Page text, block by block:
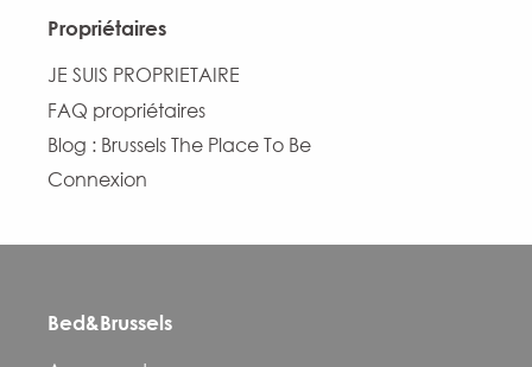
Propriétaires
JE SUIS PROPRIETAIRE
FAQ propriétaires
Blog : Brussels The Place To Be
Connexion
Bed&Brussels